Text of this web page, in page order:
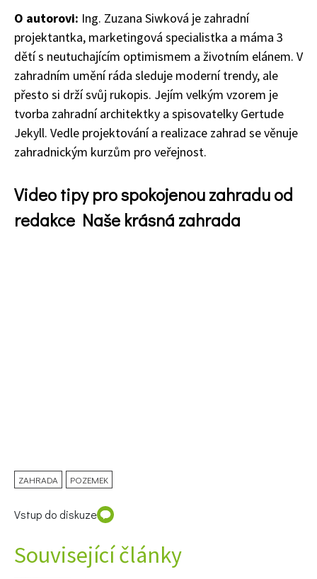
74 Kč
Objednat >
O autorovi: Ing. Zuzana Siwková je zahradní
projektantka, marketingová specialistka a máma 3
dětí s neutuchajícím optimismem a životním elánem. V
zahradním umění ráda sleduje moderní trendy, ale
přesto si drží svůj rukopis. Jejím velkým vzorem je
tvorba zahradní architektky a spisovatelky Gertude
Jekyll. Vedle projektování a realizace zahrad se věnuje
zahradnickým kurzům pro veřejnost.
Video tipy pro spokojenou zahradu od
redakce Naše krásná zahrada
ZAHRADA POZEMEK
Vstup do diskuze
Související články